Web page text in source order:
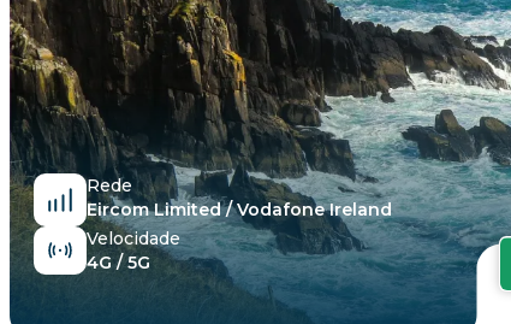
Rede
Eircom Limited / Vodafone Ireland
Velocidade
4G / 5G